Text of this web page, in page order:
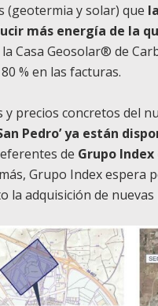
(geotermia y solar) que
más energía de la
Casa Geosolar® de
% en las facturas.
y precios concretos del
Pedro’ ya están
de Grupo
Grupo Index espera
la adquisición de nuevas